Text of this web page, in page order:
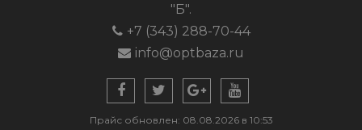
"Б".
+7 (343) 288-70-44
info@optbaza.ru
Прайс обновлен: 08.08.2026 в 10:53